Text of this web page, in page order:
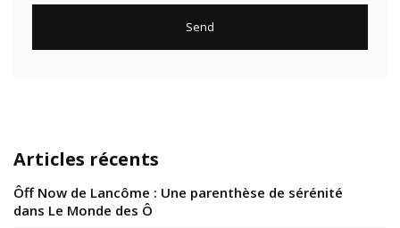
Articles récents
Ôff Now de Lancôme : Une parenthèse de sérénité
dans Le Monde des Ô